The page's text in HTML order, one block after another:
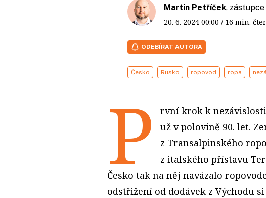
Martin Petříček,
20. 6. 2024 00:00 / 16 min.
ODEBÍRAT AUTORA
Česko Rusko ropovod ropa
P
rvní krok k
už v polovině 90. let.
z Transalpinského
z italského přístavu
Česko tak na něj navázalo
odstřižení od dodávek z Východu